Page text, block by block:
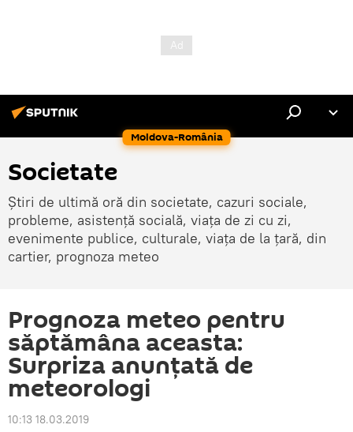
Moldova-România
Societate
Știri de ultimă oră din societate, cazuri sociale,
probleme, asistență socială, viața de zi cu zi,
evenimente publice, culturale, viața de la țară, din
cartier, prognoza meteo
Prognoza meteo pentru
săptămâna aceasta:
Surpriza anunţată de
meteorologi
10:13 18.03.2019